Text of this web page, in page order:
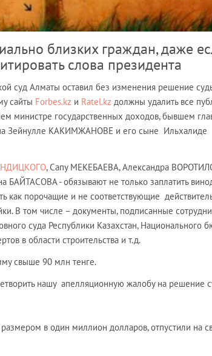
близких граждан, даже
слова президента
суд Алматы оставил без изменения решение
сайты Forbes.kz и Ratel.kz должны удалить все
министре государственных доходов, бывшем
Зейнулле КАКИМЖАНОВЕ и его сыне Ильхалиде
, Сапу МЕКЕБАЕВА, Александра
БАЙТАСОВА - обязывают не только заплатить
как порочащие и не соответствующие
В том числе – документы, подписанные
суда Республики Казахстан, Национального
в области строительства и т.д.
свыше 90 млн тенге.
нашу апелляционную жалобу на решение
в один миллион долларов, отпустили на